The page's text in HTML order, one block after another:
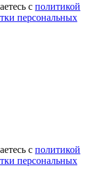
с политикой
персональных
с политикой
персональных